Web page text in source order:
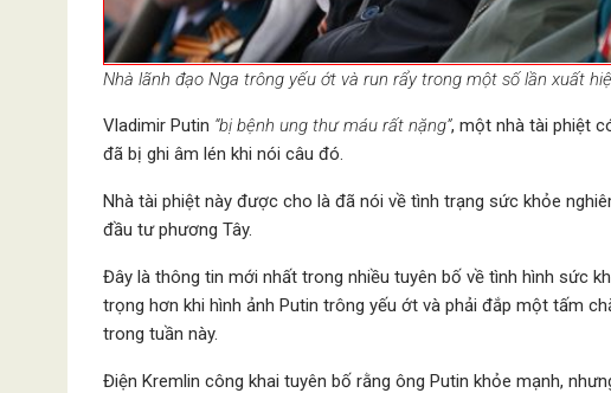
Nhà lãnh đạo Nga trông yếu ớt và run rẩy trong một số lần xuất
Vladimir Putin “bị bệnh ung thư máu rất nặng”, một nhà tài phiệt
đã bị ghi âm lén khi nói câu đó.
Nhà tài phiệt này được cho là đã nói về tình trạng sức khỏe
đầu tư phương Tây.
Đây là thông tin mới nhất trong nhiều tuyên bố về tình hình sức
trọng hơn khi hình ảnh Putin trông yếu ớt và phải đắp một tấm
trong tuần này.
Điện Kremlin công khai tuyên bố rằng ông Putin khỏe mạnh,